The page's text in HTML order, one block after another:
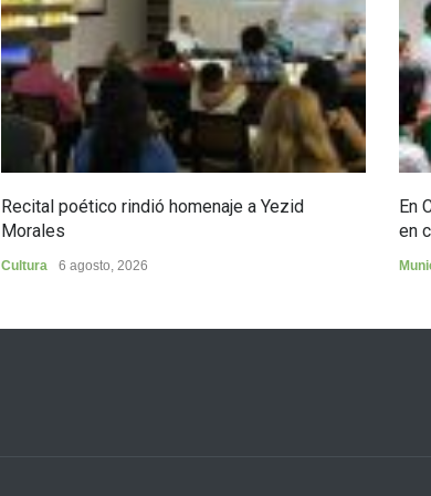
Recital poético rindió homenaje a Yezid
Morales
Cultura 6 agosto, 2026
En
en